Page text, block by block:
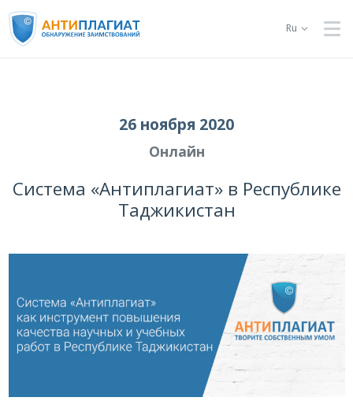
Ru
26 ноября 2020
Онлайн
Система «Антиплагиат» в Республике
Таджикистан